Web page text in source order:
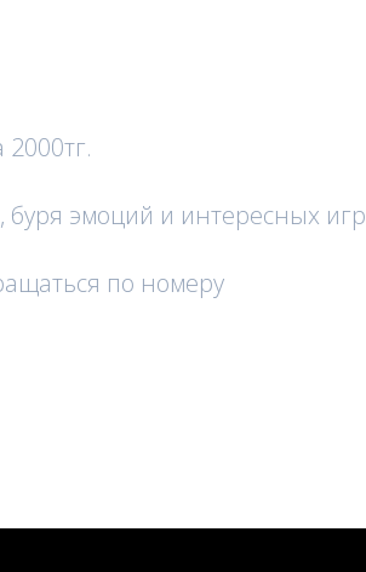
эмоций и интересных игр
по номеру